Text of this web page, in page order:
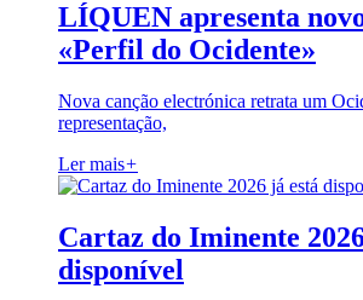
LÍQUEN apresenta
«Perfil do Ocidente»
Nova canção electrónica retrata um
representação,
Ler mais+
Cartaz do Iminente
disponível